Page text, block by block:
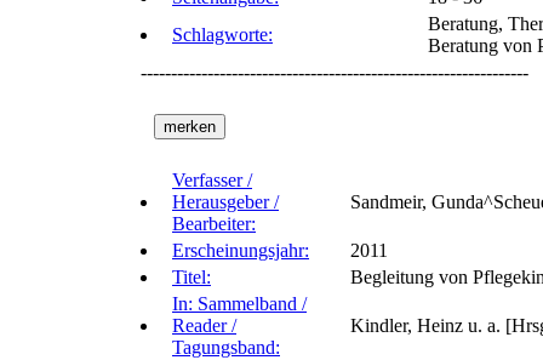
Schlagworte:
Beratung,
Beratung von
----------------------------------------------------------------
Verfasser /
Herausgeber /
Bearbeiter:
Sandmeir,
Erscheinungsjahr:
2011
Titel:
Begleitung von
In: Sammelband /
Reader /
Tagungsband:
Kindler, Heinz u. a.